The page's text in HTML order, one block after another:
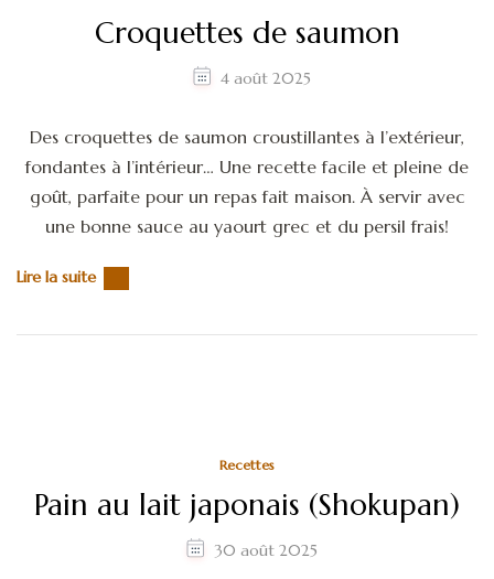
Croquettes de saumon
4 août 2025
Des croquettes de saumon croustillantes à l’extérieur,
fondantes à l’intérieur… Une recette facile et pleine de
goût, parfaite pour un repas fait maison. À servir avec
une bonne sauce au yaourt grec et du persil frais!
Lire la suite
Recettes
Pain au lait japonais (Shokupan)
30 août 2025